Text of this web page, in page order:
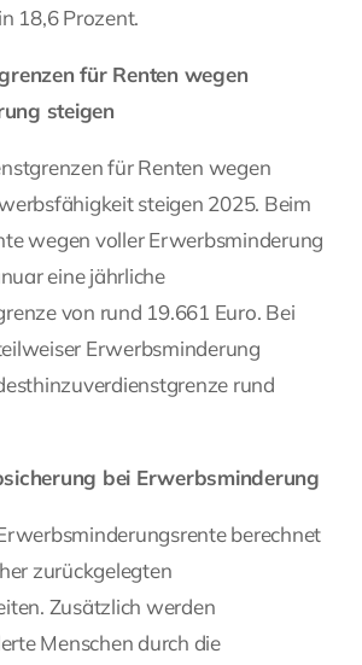
18,6 Prozent.
für Renten wegen
steigen
für Renten wegen
steigen 2025. Beim
wegen voller Erwerbsminderung
eine jährliche
von rund 19.661 Euro. Bei
Erwerbsminderung
rund
bei Erwerbsminderung
berechnet
zurückgelegten
Zusätzlich werden
Menschen durch die